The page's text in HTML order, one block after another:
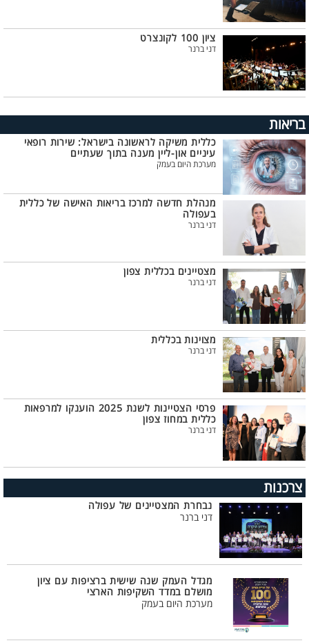
ציון 100 לקונצרט
דני ברנר
בריאות
כללית משיקה לראשונה בישראל: שירות רופאי
עיניים און-ליין מענה בתוך שעתיים
מערכת היום בעמק
מנהלת חדשה למרכז בריאות האישה של כללית
בעפולה
דני ברנר
מצטיינים בכללית צפון
דני ברנר
מצוינות בכללית
דני ברנר
פרסי הצטיינות לשנת 2025 הוענקו למרפאות
כללית במחוז צפון
דני ברנר
צרכנות
נבחרת המצטיינים של עפולה
דני ברנר
מגדל העמק שנה שישית ברציפות עם ציון
מושלם במדד השקיפות הארצי
מערכת היום בעמק